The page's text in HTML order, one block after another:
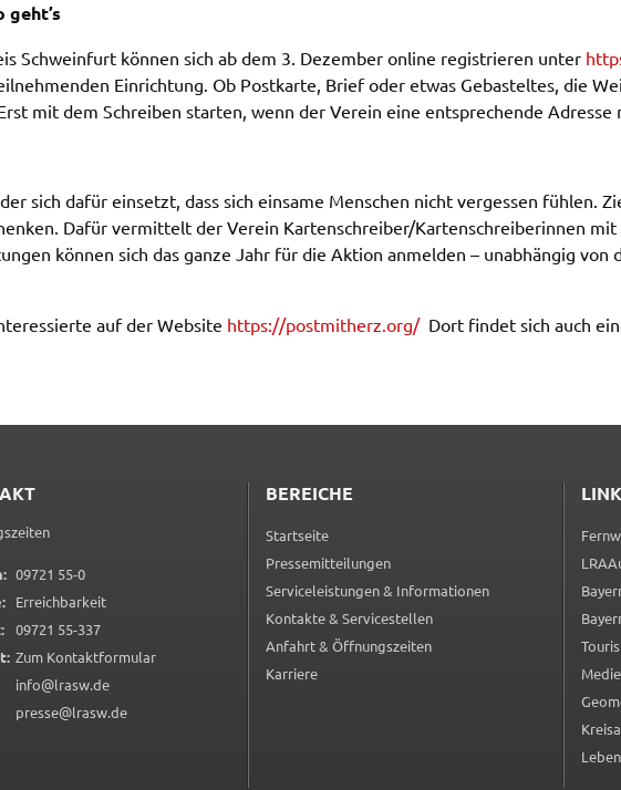
geht’s
Schwein­furt können sich ab dem 3. Dezem­ber online regis­trie­ren unter
Einrich­tung. Ob Post­kar­te, Brief oder etwas Gebas­tel­tes, die
mit dem Schrei­ben star­ten, wenn der Verein eine entspre­chen­de
sich dafür einsetzt, dass sich einsa­me Menschen nicht verges­sen fühlen.
Dafür vermit­telt der Verein Karten­schrei­ber/Karten­schrei­be­rin­nen
können sich das ganze Jahr für die Akti­on anmel­den – unab­hän­gig von
auf der Website https://​postmitherz.​org/Dort findet sich auch
09721 55-00 9 7 2 1 5 5 0
Erreichbarkeit
09721 55-3370 9 7 2 1 5 5 3 3 7
Zum Kontaktformular(öffnet in neuem Tab)
info@lrasw.de
presse@lrasw.de
BEREICHE
Startseite
Pressemitteilungen
Serviceleistungen & Informationen
Kontakte & Servicestellen
Anfahrt & Öffnungszeiten
Karriere